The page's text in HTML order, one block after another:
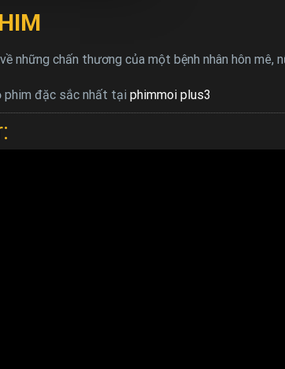
những chấn thương của một bệnh nhân hôn
phim đặc sắc nhất tại phimmoi plus3